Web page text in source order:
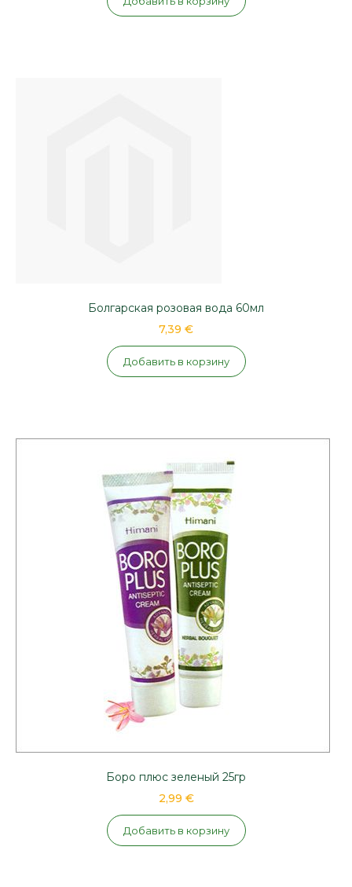
Болгарская розовая вода 60мл
7,39 €
Добавить в корзину
Боро плюс зеленый 25гр
2,99 €
Добавить в корзину